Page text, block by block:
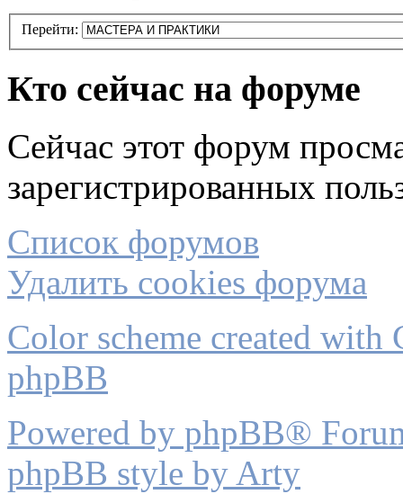
Перейти:
Кто сейчас на форуме
Сейчас этот форум
зарегистрированных
Список форумов
Удалить cookies форума
Color scheme created with
phpBB
Powered by phpBB®
phpBB style by Arty